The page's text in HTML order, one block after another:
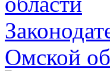
Омской